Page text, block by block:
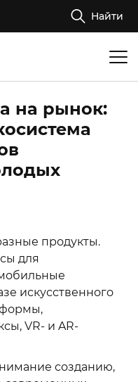
Найти
на рынок:
продукты.
для
искусственного
VR- и AR-
созданию,